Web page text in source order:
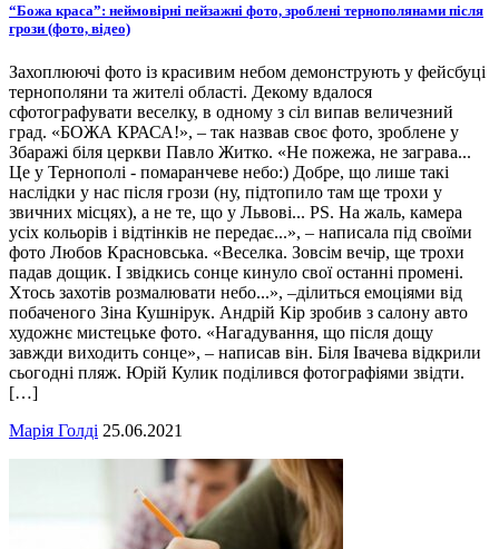
“Божа краса”: неймовірні пейзажні фото, зроблені тернополянами після
грози (фото, відео)
Захоплюючі фото із красивим небом демонструють у фейсбуці
тернополяни та жителі області. Декому вдалося
сфотографувати веселку, в одному з сіл випав величезний
град. «БОЖА КРАСА!», – так назвав своє фото, зроблене у
Збаражі біля церкви Павло Житко. «Не пожежа, не заграва...
Це у Тернополі - помаранчеве небо:) Добре, що лише такі
наслідки у нас після грози (ну, підтопило там ще трохи у
звичних місцях), а не те, що у Львові... РS. На жаль, камера
усіх кольорів і відтінків не передає...», – написала під своїми
фото Любов Красновська. «Веселка. Зовсім вечір, ще трохи
падав дощик. І звідкись сонце кинуло свої останні промені.
Хтось захотів розмалювати небо...», –ділиться емоціями від
побаченого Зіна Кушнірук. Андрій Кір зробив з салону авто
художнє мистецьке фото. «Нагадування, що після дощу
завжди виходить сонце», – написав він. Біля Івачева відкрили
сьогодні пляж. Юрій Кулик поділився фотографіями звідти.
[…]
Марія Голді 25.06.2021